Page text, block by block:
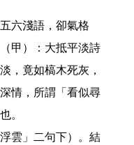
六淺語，卻氣格
甲）：大抵平淡詩
，竟如槁木死灰，
情，所謂「看似尋
。
雲」二句下）。結